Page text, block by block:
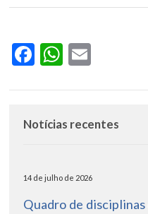
Facebook
Notícias recentes
14 de julho de 2026
Quadro de